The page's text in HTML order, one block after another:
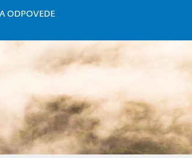
ODPOVEDE